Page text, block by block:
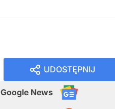
UDOSTĘPNIJ
Google News